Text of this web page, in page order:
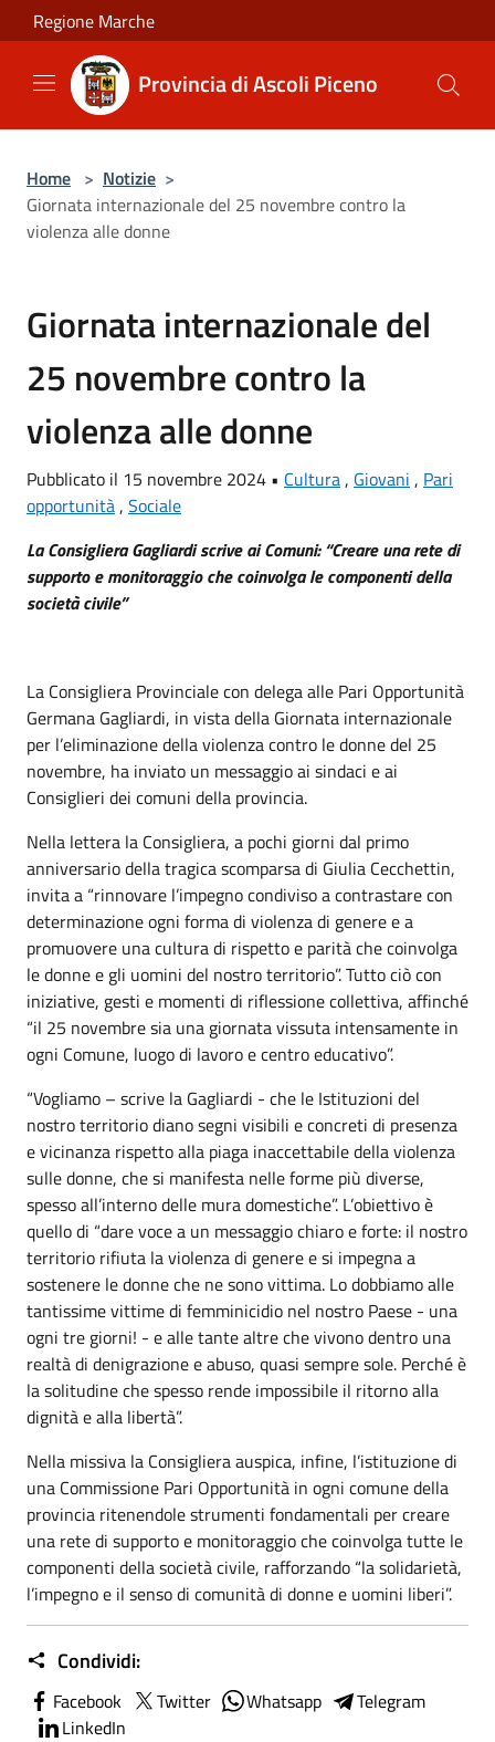
Salta al contenuto principale
Regione Marche
Provincia di Ascoli Piceno
Home > Notizie >
Giornata internazionale del 25 novembre contro la
violenza alle donne
Giornata internazionale del
25 novembre contro la
violenza alle donne
Pubblicato il 15 novembre 2024 • Cultura, Giovani , Pari
opportunità, Sociale
La Consigliera Gagliardi scrive ai Comuni: “Creare una rete di
supporto e monitoraggio che coinvolga le componenti della
società civile”
La Consigliera Provinciale con delega alle Pari Opportunità
Germana Gagliardi, in vista della Giornata internazionale
per l’eliminazione della violenza contro le donne del 25
novembre, ha inviato un messaggio ai sindaci e ai
Consiglieri dei comuni della provincia.
Nella lettera la Consigliera, a pochi giorni dal primo
anniversario della tragica scomparsa di Giulia Cecchettin,
invita a “rinnovare l’impegno condiviso a contrastare con
determinazione ogni forma di violenza di genere e a
promuovere una cultura di rispetto e parità che coinvolga
le donne e gli uomini del nostro territorio”. Tutto ciò con
iniziative, gesti e momenti di riflessione collettiva, affinché
“il 25 novembre sia una giornata vissuta intensamente in
ogni Comune, luogo di lavoro e centro educativo”.
“Vogliamo – scrive la Gagliardi - che le Istituzioni del
nostro territorio diano segni visibili e concreti di presenza
e vicinanza rispetto alla piaga inaccettabile della violenza
sulle donne, che si manifesta nelle forme più diverse,
spesso all’interno delle mura domestiche”. L’obiettivo è
quello di “dare voce a un messaggio chiaro e forte: il nostro
territorio rifiuta la violenza di genere e si impegna a
sostenere le donne che ne sono vittima. Lo dobbiamo alle
tantissime vittime di femminicidio nel nostro Paese - una
ogni tre giorni! - e alle tante altre che vivono dentro una
realtà di denigrazione e abuso, quasi sempre sole. Perché è
la solitudine che spesso rende impossibile il ritorno alla
dignità e alla libertà”.
Nella missiva la Consigliera auspica, infine, l’istituzione di
una Commissione Pari Opportunità in ogni comune della
provincia ritenendole strumenti fondamentali per creare
una rete di supporto e monitoraggio che coinvolga tutte le
componenti della società civile, rafforzando “la solidarietà,
l’impegno e il senso di comunità di donne e uomini liberi”.
Condividi:
Facebook Twitter Whatsapp
Telegram
LinkedIn